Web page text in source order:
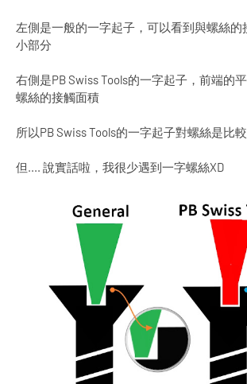
左側是一般的一字起子，可以看到與螺絲的
小部分
右側是PB Swiss Tools的一字起子，前端的
螺絲的接觸面積
所以PB Swiss Tools的一字起子對螺絲是比
但.... 說實話啦，我很少遇到一字螺絲XD